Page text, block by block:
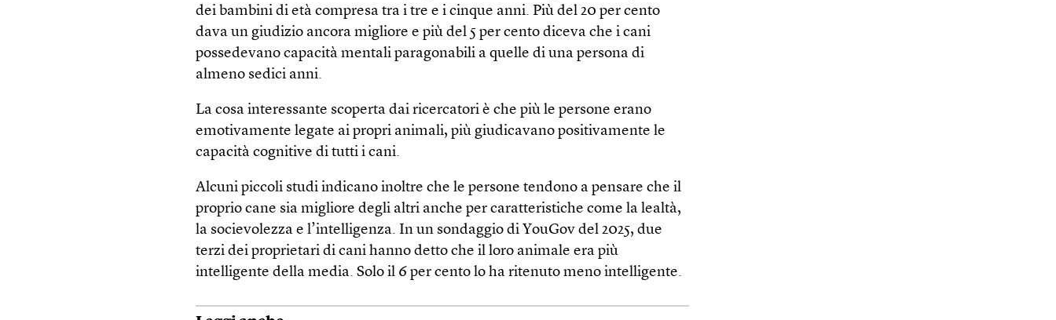
dei bambini di età compresa tra i tre e i cinque anni. Più del 20 per cento
dava un giudizio ancora migliore e più del 5 per cento diceva che i cani
possedevano capacità mentali paragonabili a quelle di una persona di
almeno sedici anni.
La cosa interessante scoperta dai ricercatori è che più le persone erano
emotivamente legate ai propri animali, più giudicavano positivamente le
capacità cognitive di tutti i cani.
Alcuni piccoli studi indicano inoltre che le persone tendono a pensare che il
proprio cane sia migliore degli altri anche per caratteristiche come la lealtà,
la socievolezza e l’intelligenza. In un sondaggio di YouGov del 2025, due
terzi dei proprietari di cani hanno detto che il loro animale era più
intelligente della media. Solo il 6 per cento lo ha ritenuto meno intelligente.